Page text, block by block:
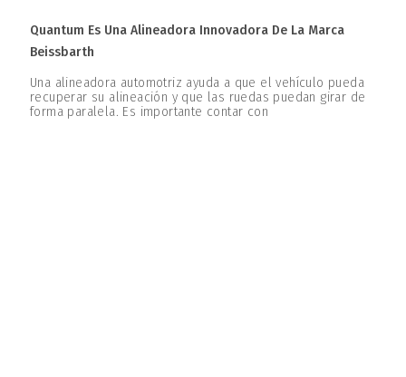
Quantum Es Una Alineadora Innovadora De La Marca
Beissbarth
Una alineadora automotriz ayuda a que el vehículo pueda
recuperar su alineación y que las ruedas puedan girar de
forma paralela. Es importante contar con